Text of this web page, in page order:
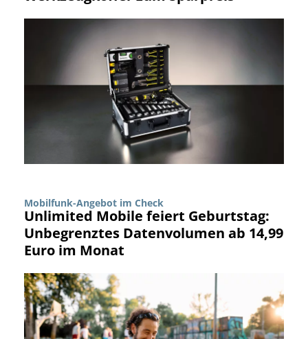
Mobilfunk-Angebot im Check
Unlimited Mobile feiert Geburtstag:
Unbegrenztes Datenvolumen ab 14,99
Euro im Monat